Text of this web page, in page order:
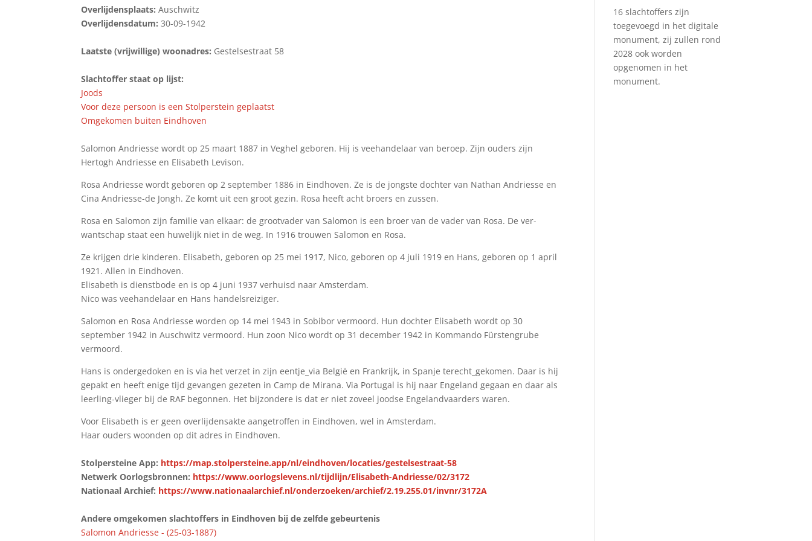
Overlijdensplaats:Auschwitz
Overlijdensdatum:30-09-1942
Laatste (vrijwillige) woonadres: Gestelsestraat 58
Slachtoffer staat op lijst:
Joods
Voor deze persoon is een Stolperstein geplaatst
Omgekomen buiten Eindhoven
Salomon Andriesse wordt op 25 maart 1887 in Veghel geboren. Hij is veehandelaar van beroep. Zijn ouders zijn
Hertogh Andriesse en Elisabeth Levison.
Rosa Andriesse wordt geboren op 2 september 1886 in Eindhoven. Ze is de jongste dochter van Nathan Andriesse en
Cina Andriesse-de Jongh. Ze komt uit een groot gezin. Rosa heeft acht broers en zussen.
Rosa en Salomon zijn familie van elkaar: de grootvader van Salomon is een broer van de vader van Rosa. De ver­
wantschap staat een huwelijk niet in de weg. In 1916 trouwen Salomon en Rosa.
Ze krijgen drie kinderen. Elisabeth, geboren op 25 mei 1917, Nico, geboren op 4 juli 1919 en Hans, geboren op 1 april
1921. Allen in Eindhoven.
Elisabeth is dienstbode en is op 4 juni 1937 verhuisd naar Amsterdam.
Nico was veehandelaar en Hans handelsreiziger.
Salomon en Rosa Andriesse worden op 14 mei 1943 in Sobibor vermoord. Hun dochter Elisabeth wordt op 30
september 1942 in Auschwitz vermoord. Hun zoon Nico wordt op 31 december 1942 in Kommando Für­stengrube
vermoord.
Hans is ondergedoken en is via het verzet in zijn een­tje_via België en Frankrijk, in Spanje terecht_gekomen. Daar is hij
gepakt en heeft enige tijd gevangen gezeten in Camp de Mirana. Via Portugal is hij naar Engeland gegaan en daar als
leerling-vlieger bij de RAF begonnen. Het bijzondere is dat er niet zoveel joodse Engelandvaarders waren.
Voor Elisabeth is er geen overlijdensakte aangetroffen in Eindhoven, wel in Amsterdam.
Haar ouders woonden op dit adres in Eindhoven.
Stolpersteine App: https://map.stolpersteine.app/nl/eindhoven/locaties/gestelsestraat-58
Netwerk Oorlogsbronnen: https://www.oorlogslevens.nl/tijdlijn/Elisabeth-Andriesse/02/3172
Nationaal Archief: https://www.nationaalarchief.nl/onderzoeken/archief/2.19.255.01/invnr/3172A
Andere omgekomen slachtoffers in Eindhoven bij de zelfde gebeurtenis
Salomon Andriesse - (25-03-1887)
16 slachtoffers zijn
toegevoegd in het digitale
monument, zij zullen rond
2028 ook worden
opgenomen in het
monument.